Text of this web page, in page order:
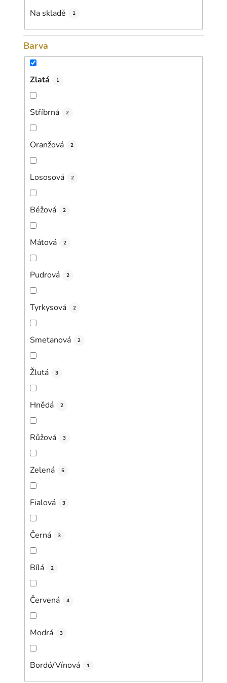
ů
Na skladě 1
Barva
Zlatá 1
Stříbrná 2
Oranžová 2
Lososová 2
Béžová 2
Mátová 2
Pudrová 2
Tyrkysová 2
Smetanová 2
Žlutá 3
Hnědá 2
Růžová 3
Zelená 5
Fialová 3
Černá 3
Bílá 2
Červená 4
Modrá 3
Bordó/Vínová 1